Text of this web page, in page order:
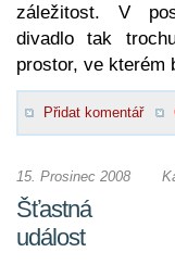
záležitost. V
divadlo tak
prostor, ve kterém
Přidat komentář
15. Prosinec 2008
Šťastná
událost